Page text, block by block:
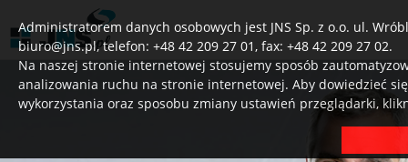
Administratorem danych osobowych jest JNS Sp. z o.o. ul.
biuro@jns.pl, telefon: +48 42 209 27 01, fax: +48 42 209 27 02.
Na naszej stronie internetowej stosujemy sposób
analizowania ruchu na stronie internetowej. Aby dowiedzieć
wykorzystania oraz sposobu zmiany ustawień przeglądarki,